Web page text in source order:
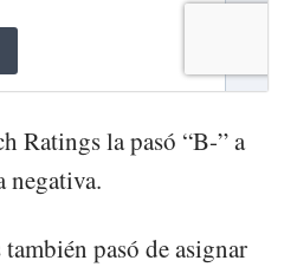
Ratings la pasó “B-” a
negativa.
pasó de asignar